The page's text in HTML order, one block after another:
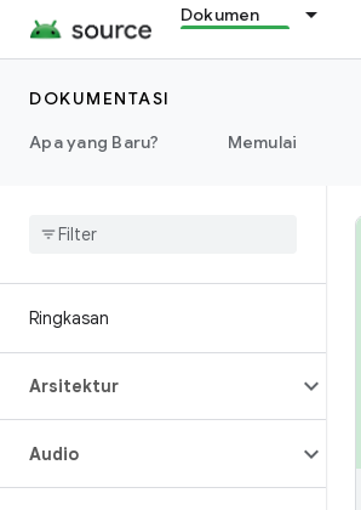
Dokumen
DOKUMENTASI
Apa yang Baru?
Memulai
Ringkasan
Arsitektur
Audio